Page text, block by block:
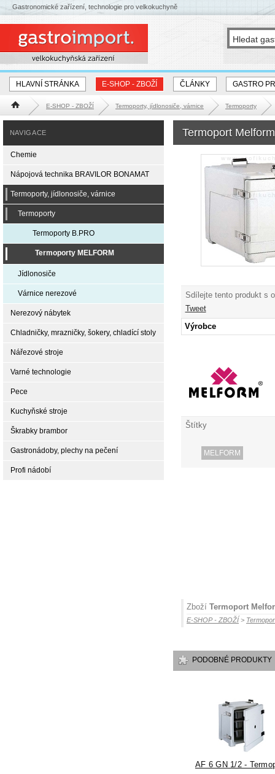
HLAVNÍ STRÁNKA E-SHOP - ZBOŽÍ ČLÁNKY GASTRO
Hlavní stránka E-SHOP - ZBOŽÍ Termoporty, jídlonosiče, várnice Termoporty
Termoport
Sdílejte tento produkt s
Tweet
Výrobce
Štítky
MELFORM
Zboží Termoport
E-SHOP - ZBOŽÍ >
PODOBNÉ PRODUKTY
AF 6 GN 1/2 -
NAVIGACE
Chemie
Nápojová technika BRAVILOR BONAMAT
Termoporty, jídlonosiče, várnice
Termoporty
Termoporty B.PRO
Termoporty MELFORM
Jídlonosiče
Várnice nerezové
Nerezový nábytek
Chladničky, mrazničky, šokery, chladící stoly
Nářezové stroje
Varné technologie
Pece
Kuchyňské stroje
Škrabky brambor
Gastronádoby, plechy na pečení
Profi nádobí
Gastronomické zařízení, technologie pro velkokuchyně